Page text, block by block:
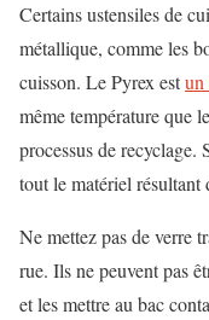
Certains ustensiles de
métallique, comme les
cuisson. Le Pyrex estun
même température que
processus de recyclage.
tout le matériel
Ne mettez pas de verre
rue. Ils ne peuvent pas
et les mettre au bac